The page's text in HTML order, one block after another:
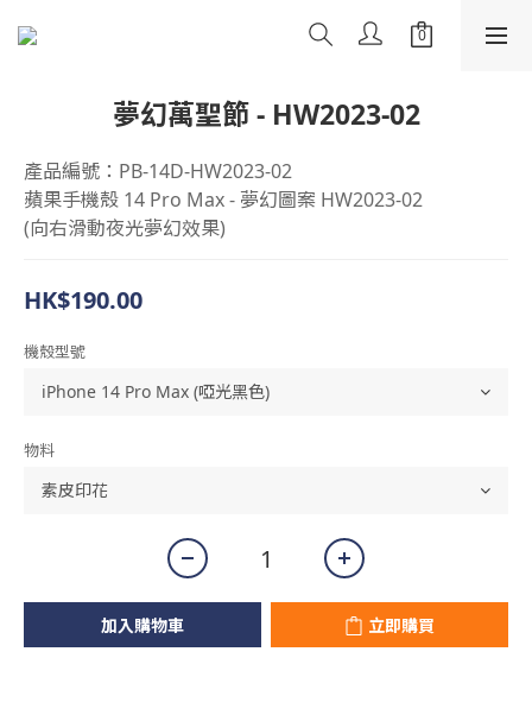
夢幻萬聖節 - HW2023-02
產品編號：PB-14D-HW2023-02
蘋果手機殼 14 Pro Max - 夢幻圖案 HW2023-02
(向右滑動夜光夢幻效果)
HK$190.00
機殼型號
物料
加入購物車 立即購買